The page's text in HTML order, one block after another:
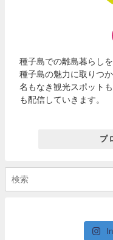
種子島での離島暮らし
種子島の魅力に取りつ
名もなき観光スポット
も配信していきます。
プ